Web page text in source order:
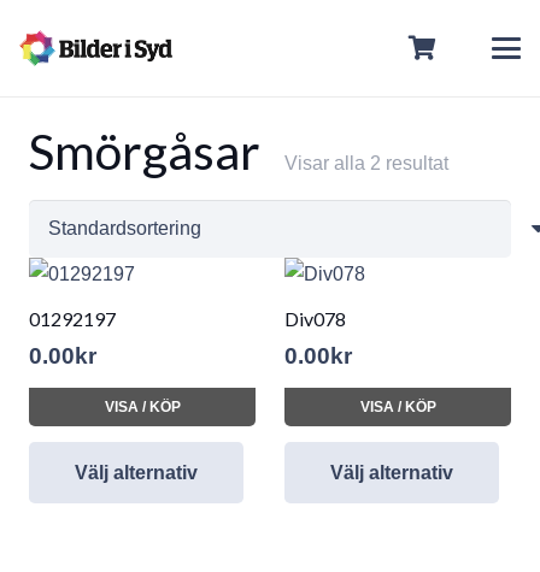
Smörgåsar Visar alla 2 resultat
01292197
0.00 kr
VISA / KÖP
Välj alternativ
Div078
0.00 kr
VISA / KÖP
Välj alternativ